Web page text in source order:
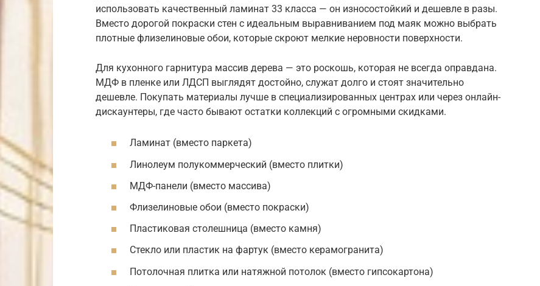
использовать качественный ламинат 33 класса — он износостойкий и дешевле в разы.
Вместо дорогой покраски стен с идеальным выравниванием под маяк можно выбрать
плотные флизелиновые обои, которые скроют мелкие неровности поверхности.
Для кухонного гарнитура массив дерева — это роскошь, которая не всегда оправдана.
МДФ в пленке или ЛДСП выглядят достойно, служат долго и стоят значительно
дешевле. Покупать материалы лучше в специализированных центрах или через онлайн-
дискаунтеры, где часто бывают остатки коллекций с огромными скидками.
Ламинат (вместо паркета)
Линолеум полукоммерческий (вместо плитки)
МДФ-панели (вместо массива)
Флизелиновые обои (вместо покраски)
Пластиковая столешница (вместо камня)
Стекло или пластик на фартук (вместо керамогранита)
Потолочная плитка или натяжной потолок (вместо гипсокартона)